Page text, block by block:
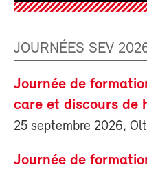
JOURNÉES SEV
Journée de
care et discours de
25 septembre 2026,
Journée de